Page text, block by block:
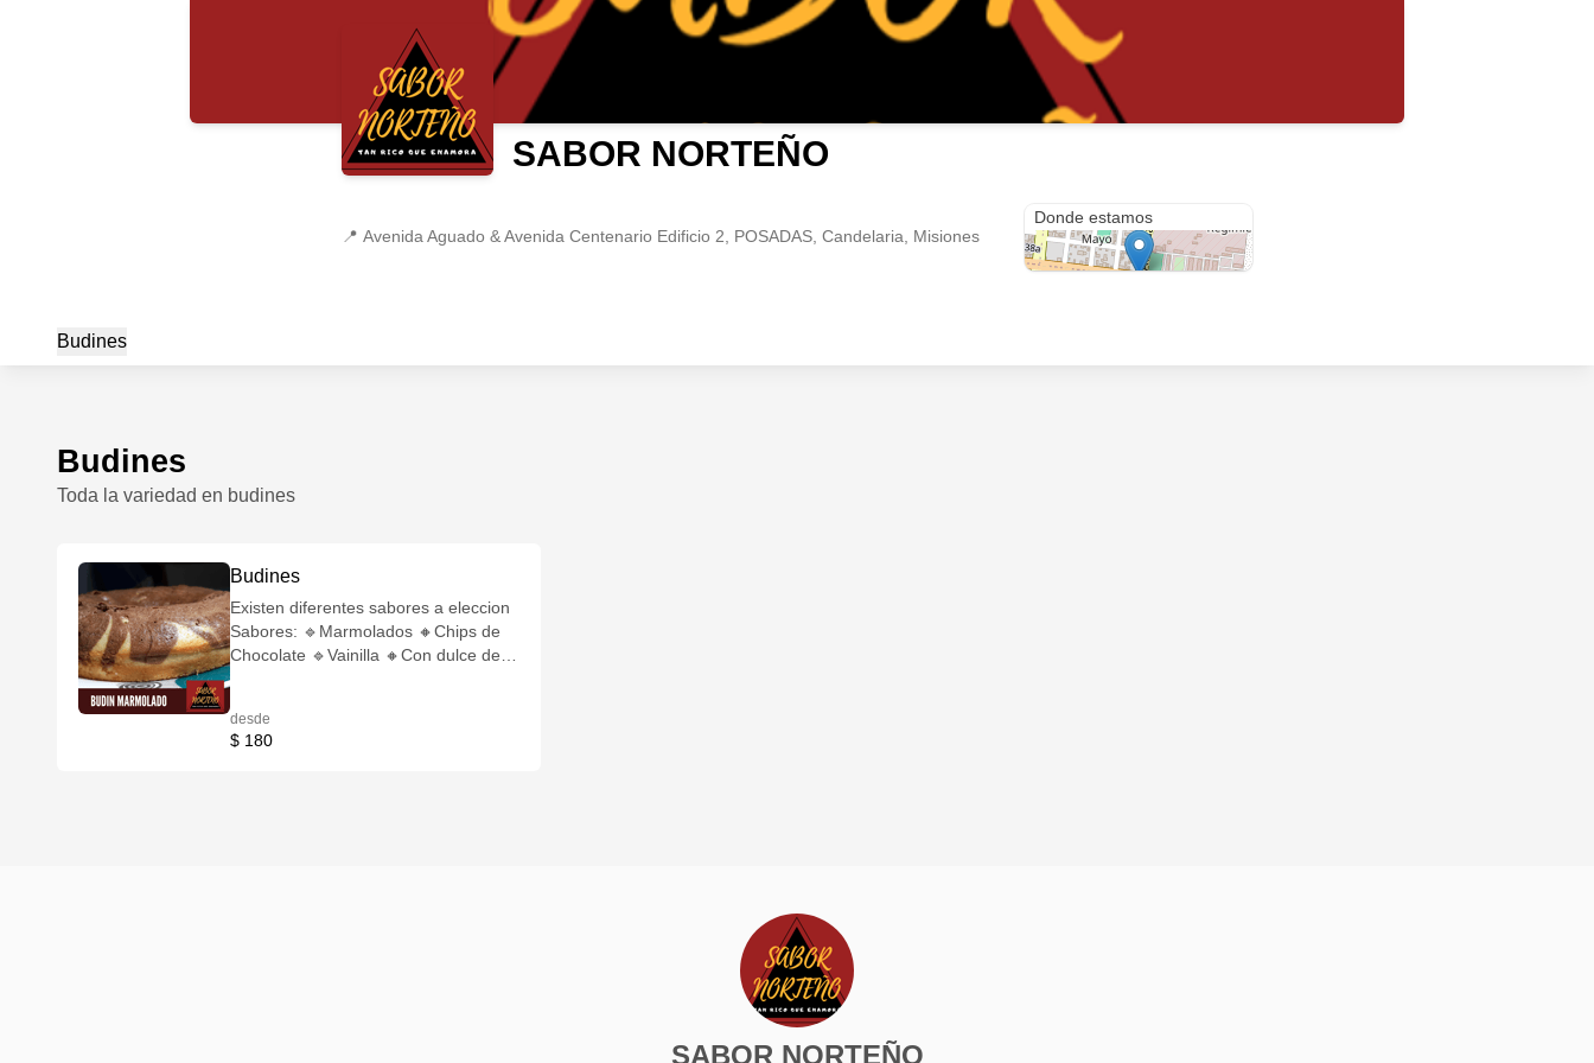
SABOR NORTEÑO
📍 Avenida Aguado & Avenida Centenario Edificio 2, POSADAS, Candelaria, Misiones
Donde estamos
Budines
Budines
Toda la variedad en budines
Budines
Existen diferentes sabores a eleccion
Sabores: 🔹️Marmolados 🔸️Chips de
Chocolate 🔹️Vainilla 🔸️Con dulce de
dulce de leche 🔹️Zanahoria y nueces
🔸️Nutella 🔹️Chocolate Cubierta:
desde
$ 180
SABOR NORTEÑO